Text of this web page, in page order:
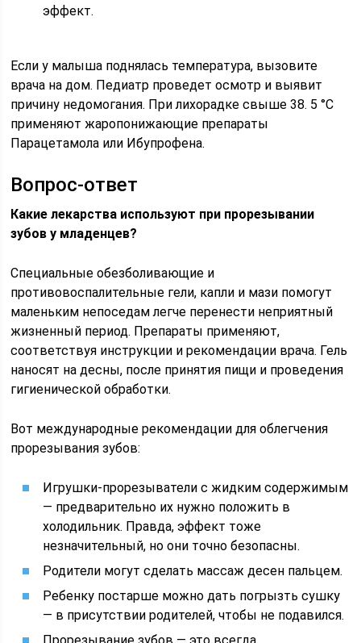
эффект.
Если у малыша поднялась температура, вызовите
врача на дом. Педиатр проведет осмотр и выявит
причину недомогания. При лихорадке свыше 38. 5 °С
применяют жаропонижающие препараты
Парацетамола или Ибупрофена.
Вопрос-ответ
Какие лекарства используют при прорезывании
зубов у младенцев?
Специальные обезболивающие и
противовоспалительные гели, капли и мази помогут
маленьким непоседам легче перенести неприятный
жизненный период. Препараты применяют,
соответствуя инструкции и рекомендации врача. Гель
наносят на десны, после принятия пищи и проведения
гигиенической обработки.
Вот международные рекомендации для облегчения
прорезывания зубов:
Игрушки-прорезыватели с жидким содержимым
— предварительно их нужно положить в
холодильник. Правда, эффект тоже
незначительный, но они точно безопасны.
Родители могут сделать массаж десен пальцем.
Ребенку постарше можно дать погрызть сушку
— в присутствии родителей, чтобы не подавился.